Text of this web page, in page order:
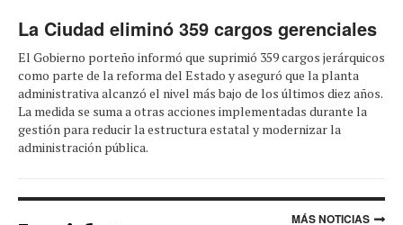
La Ciudad eliminó 359 cargos gerenciales
El Gobierno porteño informó que suprimió 359 cargos jerárquicos
como parte de la reforma del Estado y aseguró que la planta
administrativa alcanzó el nivel más bajo de los últimos diez años.
La medida se suma a otras acciones implementadas durante la
gestión para reducir la estructura estatal y modernizar la
administración pública.
MÁS NOTICIAS